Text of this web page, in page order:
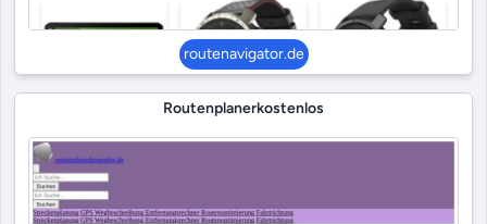
routenavigator.de
Routenplanerkostenlos